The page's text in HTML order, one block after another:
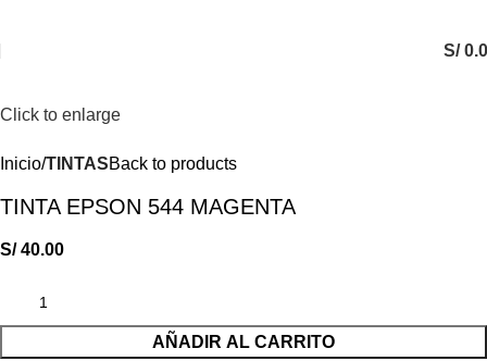
S/
Click to enlarge
Inicio TINTASBack to products
TINTA EPSON 544 MAGENTA
S/40.00
AÑADIR AL CARRITO